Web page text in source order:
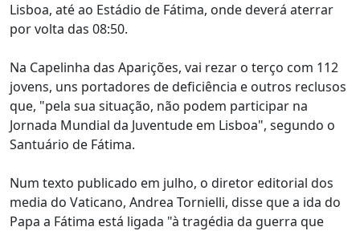
Lisboa, até ao Estádio de Fátima, onde deverá aterrar
por volta das 08:50.
Na Capelinha das Aparições, vai rezar o terço com 112
jovens, uns portadores de deficiência e outros reclusos
que, "pela sua situação, não podem participar na
Jornada Mundial da Juventude em Lisboa", segundo o
Santuário de Fátima.
Num texto publicado em julho, o diretor editorial dos
media do Vaticano, Andrea Tornielli, disse que a ida do
Papa a Fátima está ligada "à tragédia da guerra que